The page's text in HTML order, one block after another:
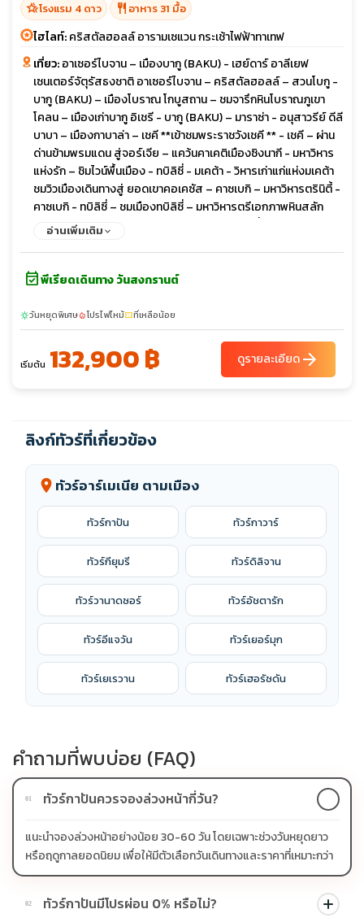
hotel_classโรงแรม 4 ดาว restaurant อาหาร 31 มื้อ
ไฮไลท์:คริสตัลฮอลล์ อารามเซแวน กระเช้าไฟฟ้าทาเทฟ
เที่ยว:อาเซอร์ไบจาน – เมืองบากู (BAKU) - เฮย์ดาร์ อาลีเยฟ
เซนเตอร์จัตุรัสธงชาติ อาเซอร์ไบจาน – คริสตัลฮอลล์ – สวนโบกู -
บากู (BAKU) – เมืองโบราณ โกบูสถาน – ชมจารึกหินโบราณภูเขา
โคลน – เมืองเก่าบากู อิเชรี - บากู (BAKU) – มาราซ่า - อนุสาวรีย์ ดีลี
บาบา – เมืองกาบาล่า – เชคี **เข้าชมพระราชวังเชคี ** - เชคี – ผ่าน
ด่านข้ามพรมแดน สู่จอร์เจีย – แคว้นคาเคติเมืองซิงนากี - มหาวิหาร
แห่งรัก – ชิมไวน์พื้นเมือง - ทบิลิซี่ - มเคต้า - วิหารเก่าแก่แห่งมเคต้า
ชมวิวเมืองเดินทางสู่ ยอดเขาคอเคซัส – คาซเบกิ – มหาวิหารตรินิตี้ -
คาซเบกิ - ทบิลิซี่ – ชมเมืองทบิลิซี่ – มหาวิหารตรีเอกภาพหินสลัก
จอร์เจียน - สะพานสันติภาพ – ชมวิวเมือง - ทบิลิซี่ – เมืองโบราณ
รามฮักพัท – เมืองดิลิจัน (The Little Switzerland) - ดิลิจัน – แคว้น
(SEVANAVANK) - เมืองน้ำแร่เจอร์มุก - คันซอเรฟท์ - กระเช้าไฟฟ้า
ทาเทฟ (ยาวที่สุดในโลก)มหาวิหารทาเทฟกลางหุบเขา – โนราแวงค์ -
เยเรวาน - เมืองเอชมีอัดซิน – มหาวิหารซวาร์ตโนทส์ชมเมืองเยเรวาน
- เดอะคาสเคส - น้ำพุเต้นระบำ
อ่านเพิ่มเติม
event_availableพีเรียดเดินทาง วันสงกรานต์
sunnyวันหยุดพิเศษlocal_fire_departmentโปรไฟไหม้confirmation_numberที่เหลือน้อย
เริ่มต้น 132,900 ฿ ดูรายละเอียดarrow_forward
ลิงก์ทัวร์ที่เกี่ยวข้อง
location_on ทัวร์อาร์เมเนีย ตามเมือง
ทัวร์กาปัน ทัวร์กาวาร์
ทัวร์กียุมรี ทัวร์ดิลิจาน
ทัวร์วานาดซอร์ ทัวร์อัชตารัก
ทัวร์อีแจวัน ทัวร์เยอร์มุก
ทัวร์เยเรวาน ทัวร์เฮอรัซดัน
คำถามที่พบบ่อย (FAQ)
01 ทัวร์กาปันควรจองล่วงหน้ากี่วัน?
แนะนำจองล่วงหน้าอย่างน้อย 30-60 วัน โดยเฉพาะช่วงวันหยุดยาว
หรือฤดูกาลยอดนิยม เพื่อให้มีตัวเลือกวันเดินทางและราคาที่เหมาะกว่า
02 ทัวร์กาปันมีโปรผ่อน 0% หรือไม่?